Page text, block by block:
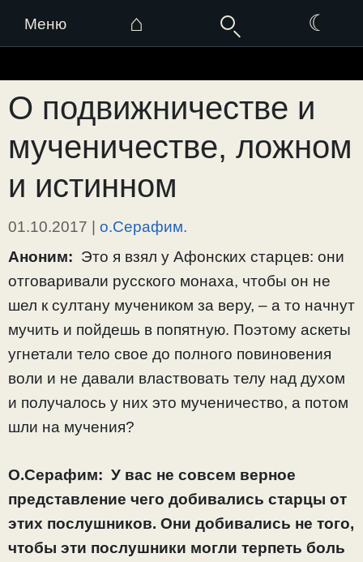
Меню ⌂ ☾
к
содержимому
О подвижничестве и
мученичестве, ложном
и истинном
01.10.2017 | о.Серафим.
Аноним: Это я взял у Афонских старцев: они
отговаривали русского монаха, чтобы он не
шел к султану мучеником за веру, – а то начнут
мучить и пойдешь в попятную. Поэтому аскеты
угнетали тело свое до полного повиновения
воли и не давали властвовать телу над духом
и получалось у них это мученичество, а потом
шли на мучения?
О.Серафим: У вас не совсем верное
представление чего добивались старцы от
этих послушников. Они добивались не того,
чтобы эти послушники могли терпеть боль